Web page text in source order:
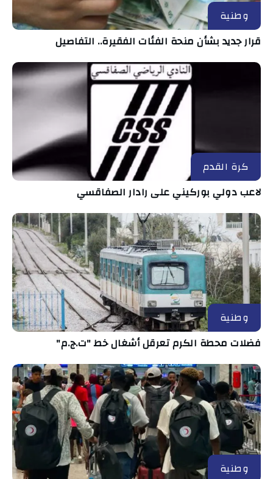
وطنية
قرار جديد بشأن منحة الفئات الفقيرة.. التفاصيل
كرة القدم
لاعب دولي بوركيني على رادار الصفاقسي
وطنية
فضلات محطة الكرم تعرقل أشغال خط "ت.ج.م"
وطنية